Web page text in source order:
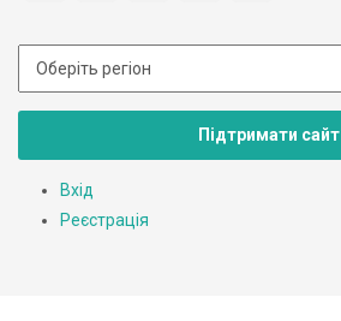
Підтримати сайт
Вхід
Реєстрація